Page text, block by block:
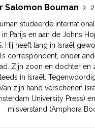
Salomon Bouman
studeerde
Parijs en aan de Johns
Hij heeft lang in Israël
correspondent, onder
Zijn zoon en dochter en
in Israël.
zijn hand verschenen
University Press)
misverstand (Amphora